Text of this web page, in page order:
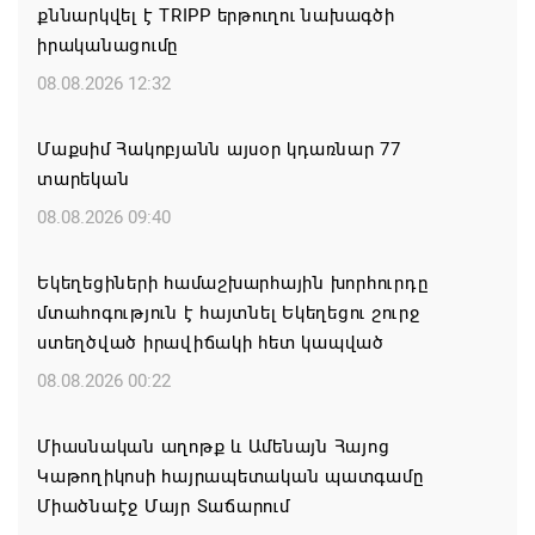
քննարկվել է TRIPP երթուղու նախագծի
իրականացումը
08.08.2026 12:32
Մաքսիմ Հակոբյանն այսօր կդառնար 77
տարեկան
08.08.2026 09:40
Եկեղեցիների համաշխարհային խորհուրդը
մտահոգություն է հայտնել Եկեղեցու շուրջ
ստեղծված իրավիճակի հետ կապված
08.08.2026 00:22
Միասնական աղոթք և Ամենայն Հայոց
Կաթողիկոսի հայրապետական պատգամը
Միածնաէջ Մայր Տաճարում